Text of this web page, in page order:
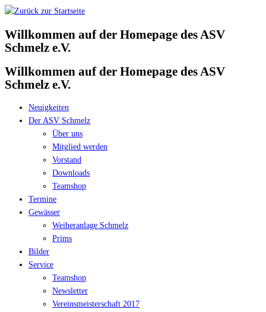
Zum
springen
Willkommen auf der Homepage des ASV
Schmelz e.V.
Willkommen auf der Homepage des ASV
Schmelz e.V.
Neuigkeiten
Der ASV Schmelz
Über uns
Mitglied werden
Vorstand
Downloads
Teamshop
Termine
Gewässer
Weiheranlage Schmelz
Prims
Bilder
Service
Teamshop
Newsletter
Vereinsmeisterschaft 2017